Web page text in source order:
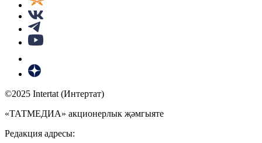
©2025 Intertat (Интертат)
«ТАТМЕДИА» акционерлык җәмгыяте
Редакция адресы: